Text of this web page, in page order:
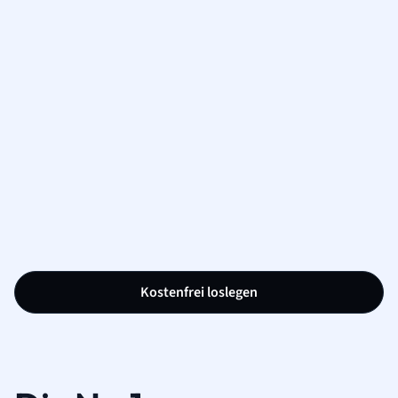
Kostenfrei loslegen